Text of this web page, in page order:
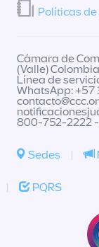
Políticas
Cámara de
(Valle)
Línea de
WhatsApp: +57
800-752-2222
Sedes |
| PQRS